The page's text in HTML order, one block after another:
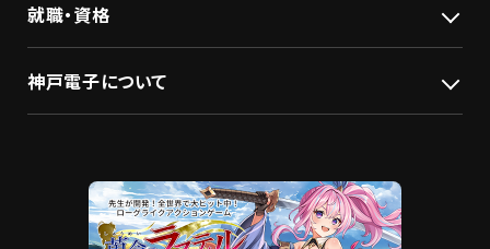
就職・資格
神戸電子について